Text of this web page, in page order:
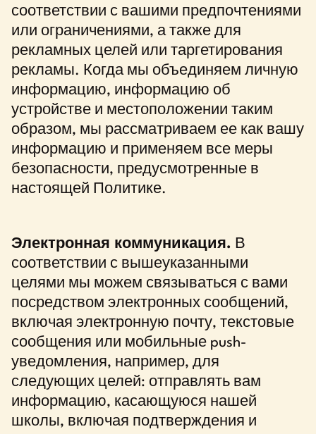
соответствии с вашими предпочтениями
или ограничениями, а также для
рекламных целей или таргетирования
рекламы. Когда мы объединяем личную
информацию, информацию об
устройстве и местоположении таким
образом, мы рассматриваем ее как вашу
информацию и применяем все меры
безопасности, предусмотренные в
настоящей Политике.
Электронная коммуникация. В
соответствии с вышеуказанными
целями мы можем связываться с вами
посредством электронных сообщений,
включая электронную почту, текстовые
сообщения или мобильные push-
уведомления, например, для
следующих целей: отправлять вам
информацию, касающуюся нашей
школы, включая подтверждения и